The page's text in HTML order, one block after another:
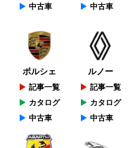
中古車
中古車
ポルシェ
記事一覧
カタログ
中古車
ルノー
記事一覧
カタログ
中古車